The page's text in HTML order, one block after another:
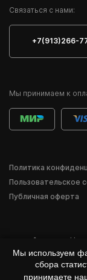
Мы принимаем к
Cвязаться с нами:
+7(913)266-
Политика
Пользовательское
Публичная оферта
Адрес: г.
*Деятельность
Мы используем
сбора
принимаете